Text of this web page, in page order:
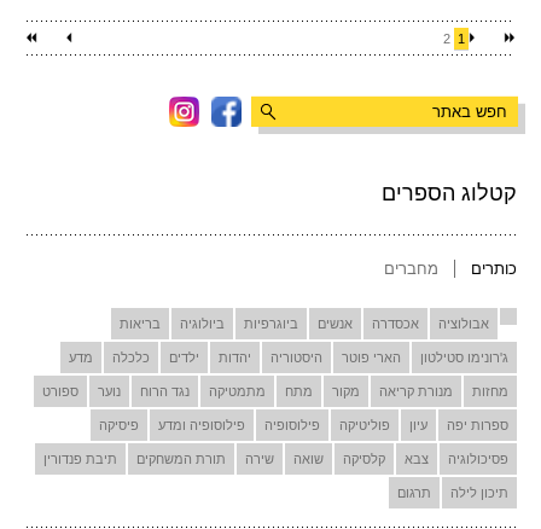
קטלוג הספרים
כותרים מחברים
אבולוציה אכסדרה אנשים ביוגרפיות ביולוגיה בריאות
ג'רונימו סטילטון הארי פוטר היסטוריה יהדות ילדים כלכלה מדע
מחזות מנורת קריאה מקור מתח מתמטיקה נגד הרוח נוער ספורט
ספרות יפה עיון פוליטיקה פילוסופיה פילוסופיה ומדע פיסיקה
פסיכולוגיה צבא קלסיקה שואה שירה תורת המשחקים תיבת פנדורין
תיכון לילה תרגום
1
2